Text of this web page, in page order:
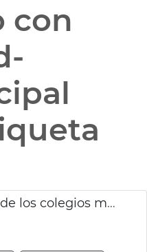
con
Servicio de comedor de los colegios municipales de València